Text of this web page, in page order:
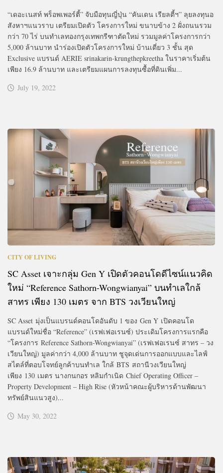
“เดอะเนสท์ พร็อพเพอร์ตี้” จับมือทุนญี่ปุ่น “คันเดน เรียลตี้ฯ” ลุยลงทุนอ
สังหาฯแนวราบ เตรียมเปิดตัว โครงการใหม่ ขนาบข้าง 2 ฝั่งถนนรวม
กว่า 70 ไร่ บนทำเลทองกรุงเทพกรีฑาตัดใหม่ รวมมูลค่าโครงการกว่า
5,000 ล้านบาท นำร่องเปิดตัวโครงการใหม่ บ้านเดี่ยว 3 ชั้น สุด
Exclusive แบรนด์ AERIE srinakarin-krungthepkreetha ในราคาเริ่มต้น
เพียง 16.9 ล้านบาท และเตรียมแผนการลงทุนซื้อที่ดินเพิ่ม...
July 19, 2022
CITY OF LIVING
SC Asset เจาะกลุ่ม Gen Y เปิดตัวคอนโดดีไซน์แนวคิด
ใหม่ “Reference Sathorn-Wongwianyai” บนทำเลใกล้
สาทร เพียง 130 เมตร จาก BTS วงเวียนใหญ่
SC Asset มุ่งเป็นแบรนด์คอนโดอันดับ 1 ของ Gen Y เปิดคอนโด
แบรนด์ใหม่ชื่อ “Reference” (เรฟเฟอเรนซ์) ประเดิมโครงการแรกคือ
“โครงการ Reference Sathorn-Wongwianyai” (เรฟเฟอเรนซ์ สาทร – วง
เวียนใหญ่) มูลค่ากว่า 4,000 ล้านบาท ชูจุดเด่นการออกแบบและไลฟ์
สไตล์ที่ตอบโจทย์ลูกค้าบนทำเล ใกล้ BTS สถานีวงเวียนใหญ่
เพียง 130 เมตร นางกนกอร หลิมกำเนิด Chief Operating Officer –
Property Development – High Rise (หัวหน้าคณะผู้บริหารด้านพัฒนา
ทรัพย์สินแนวสูง)...
May 30, 2022